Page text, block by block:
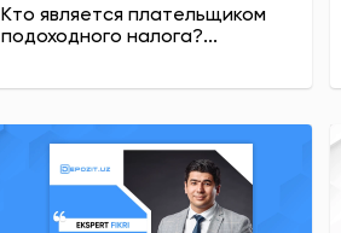
Кто является плательщиком
подоходного налога?...